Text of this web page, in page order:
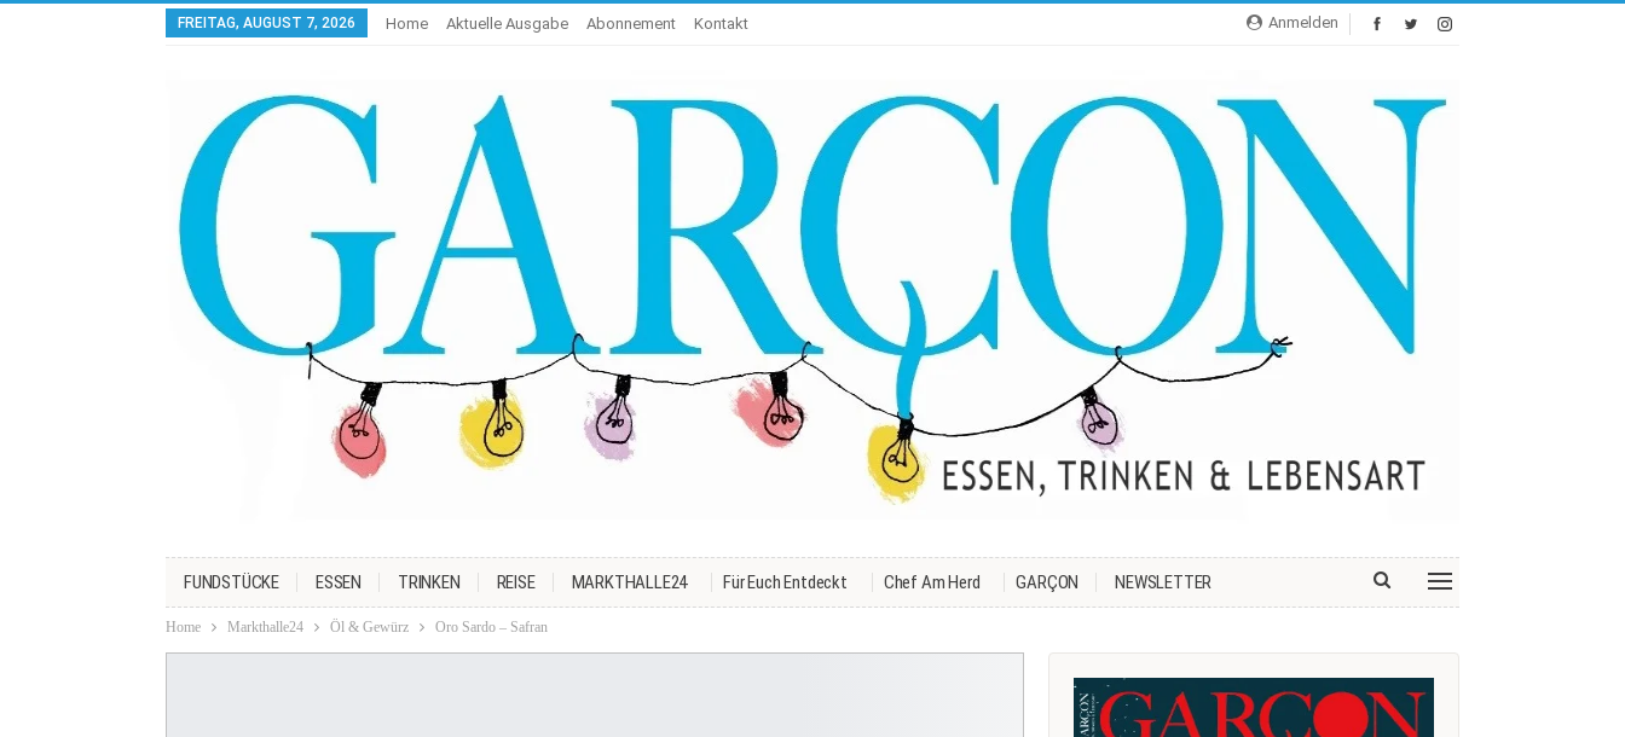
Anmelden
FREITAG, AUGUST 7, 2026 Home Aktuelle Ausgabe Abonnement Kontakt
FUNDSTÜCKE ESSEN TRINKEN REISE MARKTHALLE24 Für Euch Entdeckt Chef Am Herd GARÇON NEWSLETTER
Home Markthalle24 Öl & Gewürz Oro Sardo – Safran